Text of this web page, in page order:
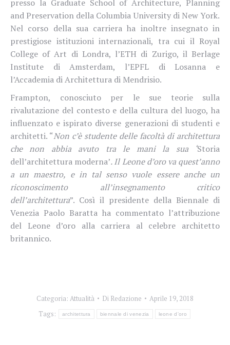
presso la Graduate School of Architecture, Planning
and Preservation della Columbia University di New York.
Nel corso della sua carriera ha inoltre insegnato in
prestigiose istituzioni internazionali, tra cui il Royal
College of Art di Londra, l’ETH di Zurigo, il Berlage
Institute di Amsterdam, l’EPFL di Losanna e
l’Accademia di Architettura di Mendrisio.
Frampton, conosciuto per le sue teorie sulla
rivalutazione del contesto e della cultura del luogo, ha
influenzato e ispirato diverse generazioni di studenti e
architetti. “Non c’è studente delle facoltà di architettura
che non abbia avuto tra le mani la sua ‘Storia
dell’architettura moderna’. Il Leone d’oro va quest’anno
a un maestro, e in tal senso vuole essere anche un
riconoscimento all’insegnamento critico
dell’architettura”. Così il presidente della Biennale di
Venezia Paolo Baratta ha commentato l’attribuzione
del Leone d’oro alla carriera al celebre architetto
britannico.
Categoria: Attualità Di Redazione
Aprile 19, 2018
Tags:
architettura biennale di venezia leone d'oro